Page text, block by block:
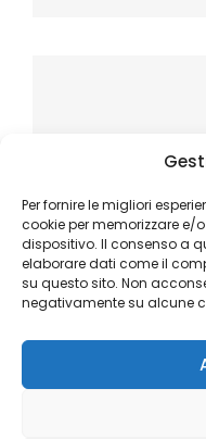
Per fornire le migliori
cookie per memorizzare e/
dispositivo. Il consenso a
elaborare dati come il
su questo sito. Non
negativamente su alcune